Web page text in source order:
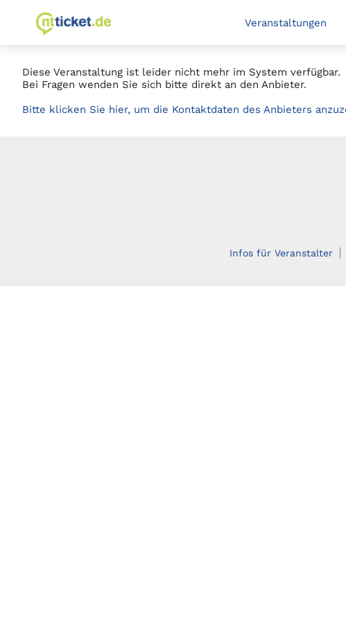
zur Startseite
Springe
zum
Veranstaltungen
Diese Veranstaltung ist leider nicht mehr im System verfügbar.
Bei Fragen wenden Sie sich bitte direkt an den Anbieter.
Bitte klicken Sie hier, um die Kontaktdaten des Anbieters
Infos für Veranstalter